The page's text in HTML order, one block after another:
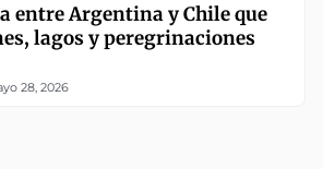
entre Argentina y Chile que
lagos y peregrinaciones
28, 2026